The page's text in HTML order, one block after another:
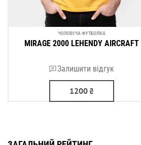
ЧОЛОВІЧА ФУТБОЛКА
MIRAGE 2000 LEHENDY AIRCRAFT
Залишити відгук
1200₴